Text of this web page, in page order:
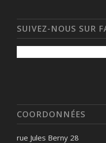
SUIVEZ-NOUS SUR
COORDONNÉES
rue Jules Berny 28